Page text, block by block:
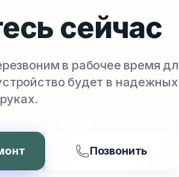
сейчас
в рабочее время
будет в надежных
руках.
Позвонить